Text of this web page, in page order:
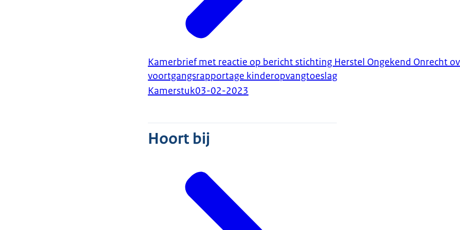
Kamerbrief met reactie op bericht stichting Herstel Ongekend Onrecht
voortgangsrapportage kinderopvangtoeslag
Kamerstuk03-02-2023
Hoort bij